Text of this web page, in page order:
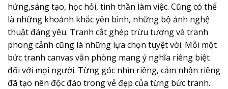
hứng,sáng tạo, học hỏi, tinh thần làm việc. Cũng có thể
là những khoảnh khắc yên bình, những bộ ảnh nghệ
thuật đáng yêu. Tranh cắt ghép trừu tượng và tranh
phong cảnh cũng là những lựa chọn tuyệt vời. Mỗi một
bức tranh canvas văn phòng mang ý nghĩa riêng biệt
đối với mọi người. Từng góc nhìn riêng, cảm nhận riêng
đã tạo nên độc đáo trong vẻ đẹp của từng bức tranh.